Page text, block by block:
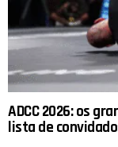
ADCC 2026: os
lista de